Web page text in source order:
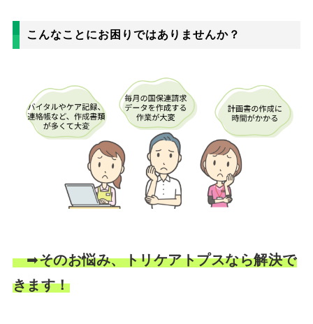
こんなことにお困りではありませんか？
➡そのお悩み、トリケアトプスなら解決で
きます！